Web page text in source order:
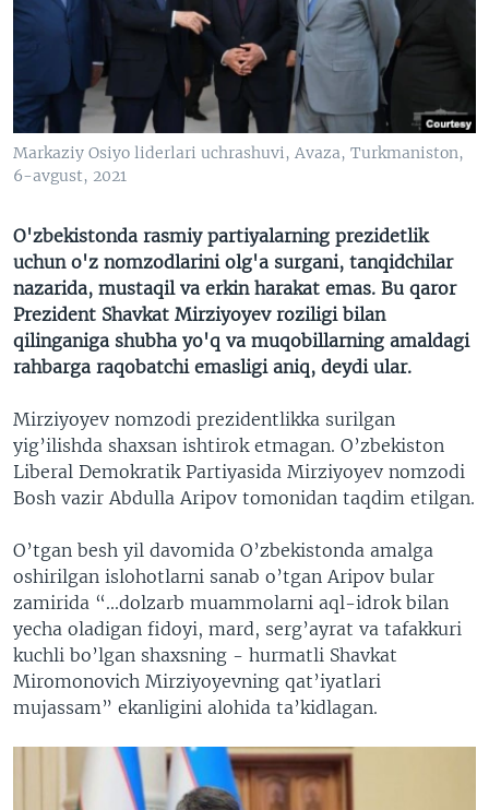
VIDEO
XABARLAR SURATLARDA
ODNOKLASSNIKI
TELEGRAM
TWITTER
SOUNDCLOUD
VOA
Markaziy Osiyo liderlari uchrashuvi, Avaza, Turkmaniston,
6-avgust, 2021
O'zbekistonda rasmiy partiyalarning prezidetlik
uchun o'z nomzodlarini olg'a surgani, tanqidchilar
nazarida, mustaqil va erkin harakat emas. Bu qaror
Prezident Shavkat Mirziyoyev roziligi bilan
qilinganiga shubha yo'q va muqobillarning amaldagi
rahbarga raqobatchi emasligi aniq, deydi ular.
Mirziyoyev nomzodi prezidentlikka surilgan
yig’ilishda shaxsan ishtirok etmagan. O’zbekiston
Liberal Demokratik Partiyasida Mirziyoyev nomzodi
Bosh vazir Abdulla Aripov tomonidan taqdim etilgan.
O’tgan besh yil davomida O’zbekistonda amalga
oshirilgan islohotlarni sanab o’tgan Aripov bular
zamirida “...dolzarb muammolarni aql-idrok bilan
yecha oladigan fidoyi, mard, serg’ayrat va tafakkuri
kuchli bo’lgan shaxsning - hurmatli Shavkat
Miromonovich Mirziyoyevning qat’iyatlari
mujassam” ekanligini alohida ta’kidlagan.